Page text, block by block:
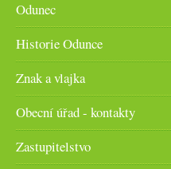
Odunec
Historie Odunce
Znak a vlajka
Obecní úřad - kontakty
Zastupitelstvo